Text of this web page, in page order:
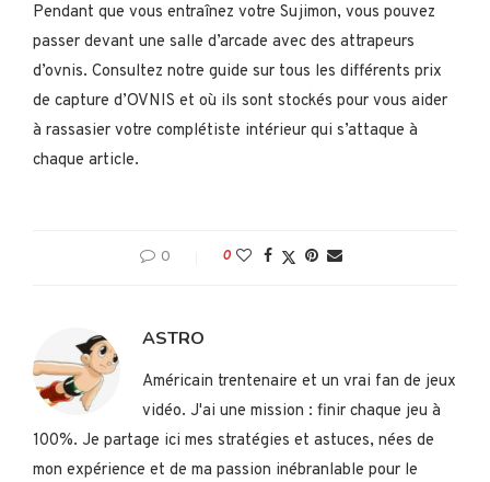
Pendant que vous entraînez votre Sujimon, vous pouvez
passer devant une salle d’arcade avec des attrapeurs
d’ovnis. Consultez notre guide sur tous les différents prix
de capture d’OVNIS et où ils sont stockés pour vous aider
à rassasier votre complétiste intérieur qui s’attaque à
chaque article.
0 0
ASTRO
Américain trentenaire et un vrai fan de jeux
vidéo. J'ai une mission : finir chaque jeu à
100%. Je partage ici mes stratégies et astuces, nées de
mon expérience et de ma passion inébranlable pour le